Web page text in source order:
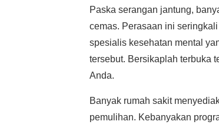
Paska serangan jantung,
cemas. Perasaan ini
spesialis kesehatan mental
tersebut. Bersikaplah terbuka
Anda.
Banyak rumah sakit
pemulihan. Kebanyakan